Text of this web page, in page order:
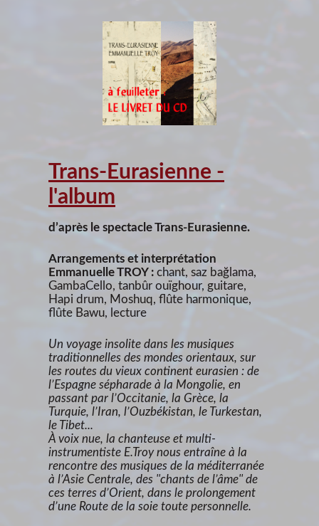
Trans-Eurasienne -
l'album
d’après le spectacle Trans-Eurasienne.
Arrangements et interprétation
Emmanuelle TROY : chant, saz bağlama,
GambaCello, tanbûr ouïghour, guitare,
Hapi drum, Moshuq, flûte harmonique,
flûte Bawu, lecture
Un voyage insolite dans les musiques
traditionnelles des mondes orientaux, sur
les routes du vieux continent eurasien : de
l’Espagne sépharade à la Mongolie, en
passant par l’Occitanie, la Grèce, la
Turquie, l’Iran, l’Ouzbékistan, le Turkestan,
le Tibet...
À voix nue, la chanteuse et multi-
instrumentiste E.Troy nous entraîne à la
rencontre des musiques de la méditerranée
à l’Asie Centrale, des ''chants de l’âme'' de
ces terres d’Orient, dans le prolongement
d’une Route de la soie toute personnelle.